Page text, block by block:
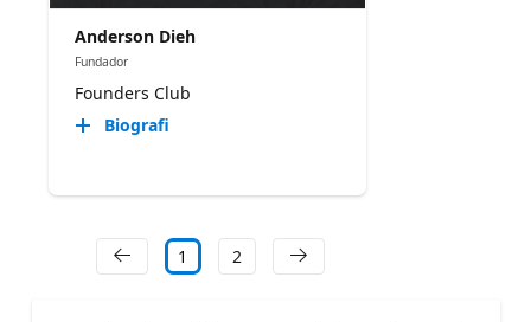
Anderson Dieh
Fundador
Founders Club
Biografi
1 2